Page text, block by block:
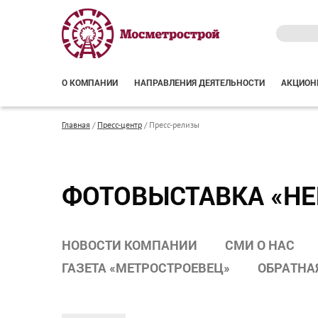
О КОМПАНИИ НАПРАВЛЕНИЯ ДЕЯТЕЛЬНОСТИ
Главная / Пресс-центр /Пресс-релизы
ФОТОВЫСТАВКА
НОВОСТИ КОМПАНИИ
СМИ О НАС
ГАЗЕТА «МЕТРОСТРОЕВЕЦ»